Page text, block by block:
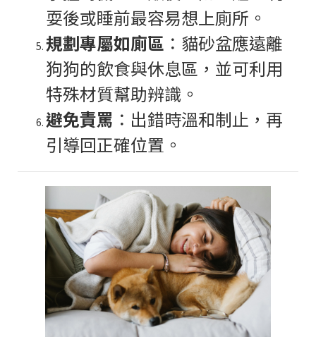
耍後或睡前最容易想上廁所。
規劃專屬如廁區 ：貓砂盆應遠離
狗狗的飲食與休息區，並可利用
特殊材質幫助辨識。
避免責罵 ：出錯時溫和制止，再
引導回正確位置。